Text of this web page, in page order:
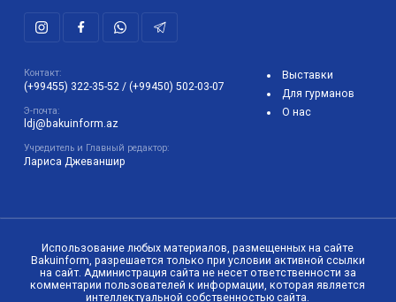
Контакт:
(+99455) 322-35-52 / (+99450) 502-03-07
Э-почта:
ldj@bakuinform.az
Учредитель и Главный редактор:
Лариса Джеваншир
Выставки
Для гурманов
О нас
Использование любых материалов, размещенных на сайте
Bakuinform, разрешается только при условии активной ссылки
на сайт. Администрация сайта не несет ответственности за
комментарии пользователей к информации, которая является
интеллектуальной собственностью сайта.